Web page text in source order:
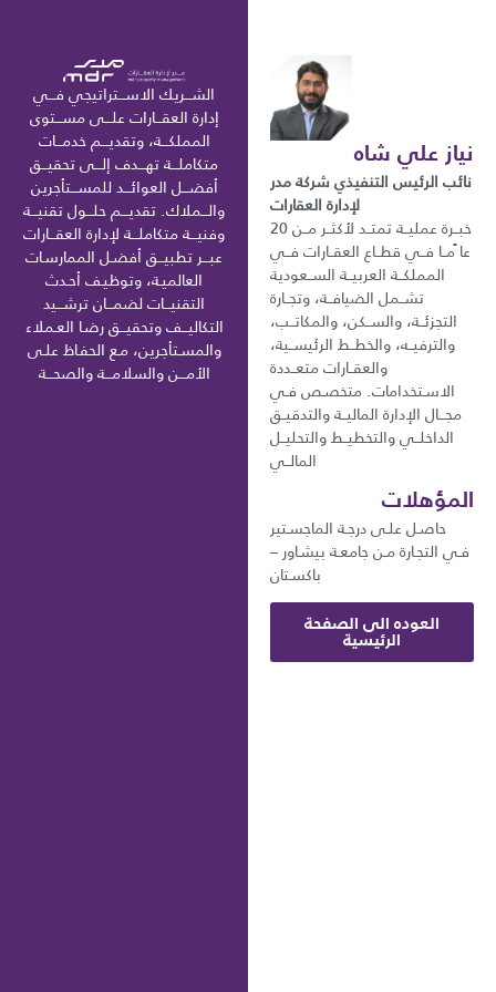
نياز علي شاه
نائب الرئيس التنفيذي شركة مدر
لإدارة العقارات
خبــرة عمليــة تمتــد لأكثــر مــن 20
عا ًمــا فــي قطــاع العقــارات فــي
المملكــة العربيــة الســعودية
تشــمل الضيافــة، وتجــارة
التجزئــة، والســكن، والمكاتــب،
والترفيــه، والخطــط الرئيســية،
والعقــارات متعــددة
الاسـتخدامات. متخصـص فـي
مجـــال الإدارة الماليــة والتدقيــق
الداخلــي والتخطيــط والتحليــل
المالــي
المؤهلات
حاصـل علـى درجـة الماجسـتير
فـي التجـارة مـن جامعـة بيشـاور –
باكسـتان
العوده الى الصفحة
الرئيسية
الشـــريك الاســـتراتيجي فـــي
إدارة العقـــارات علـــى مســـتوى
المملكـــة، وتقديـــم خدمـــات
متكاملـــة تهـــدف إلـــى تحقيـــق
أفضـــل العوائـــد للمســـتأجرين
والـــملاك. تقديـــم حلـــول تقنيـــة
وفنيـــة متكاملـــة لإدارة العقـــارات
عبـــر تطبيـــق أفضـل الممارسـات
العالميـة، وتوظيـف أحـدث
التقنيـــات لضمـــان ترشـــيد
التكاليـــف وتحقيـــق رضـا العـملاء
والمسـتأجرين، مـع الحفـاظ علـى
الأمـــن والسلامـــة والصحـــة